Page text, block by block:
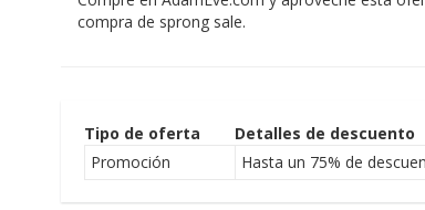
compra de sprong sale.
Tipo de oferta Detalles de descuento
Promoción
Hasta un 75% de